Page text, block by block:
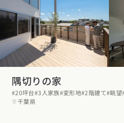
隅切りの家
#20坪台#3人家族#変形地#2階建て#眺望
千葉県